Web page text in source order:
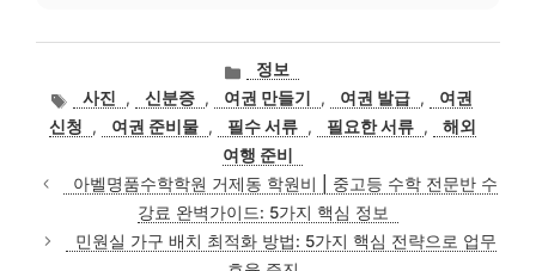
카
테
고
리
정보
태
그
사진 , 신분증 , 여권 만들기 , 여권 발급 ,
여권
신청
, 여권 준비물 , 필수 서류 , 필요한 서류 ,
해외
여행 준비
아벨명품수학학원 거제동 학원비 | 중고등 수학 전문반 수
강료 완벽가이드: 5가지 핵심 정보
민원실 가구 배치 최적화 방법: 5가지 핵심 전략으로 업무